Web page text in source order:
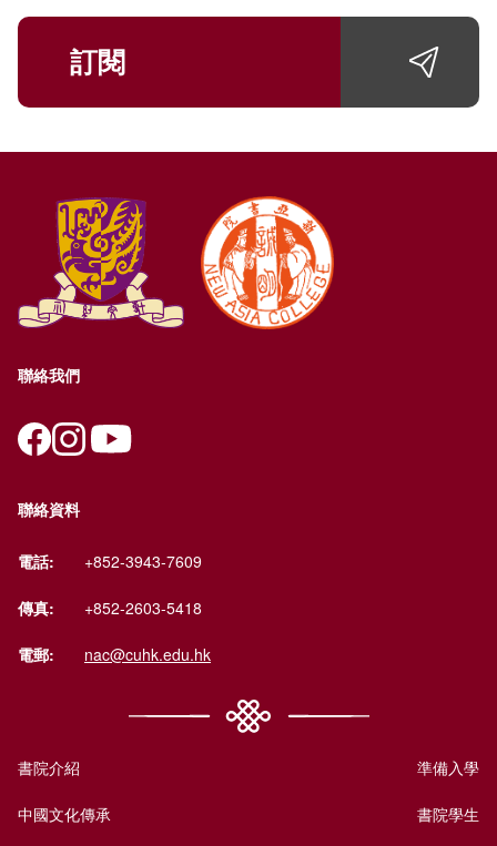
訂閱
聯絡我們
聯絡資料
電話: +852-3943-7609
傳真: +852-2603-5418
電郵: nac@cuhk.edu.hk
書院介紹
中國文化傳承
準備入學
書院學生